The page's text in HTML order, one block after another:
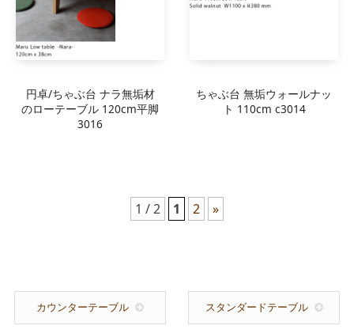
円卓/ちゃぶ台 ナラ無垢材
のローテーブル 120cm平脚
3016
ちゃぶ台 無垢ウォールナッ
ト 110cm c3014
1 / 2 1 2 »
カウンターテーブル スタンダードテーブル